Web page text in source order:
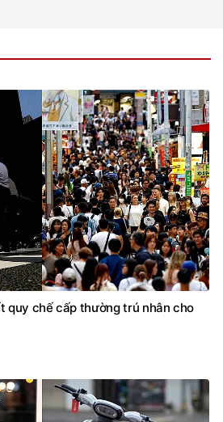
quy chế cấp thường trú nhân cho